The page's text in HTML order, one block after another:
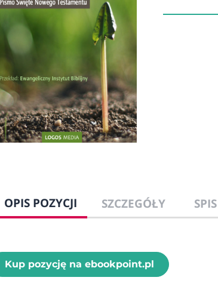
OPIS POZYCJI SZCZEGÓŁY
Kup pozycję na ebookpoint.pl